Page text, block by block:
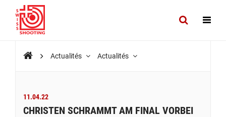
Actualités Actualités
11.04.22
CHRISTEN SCHRAMMT AM FINAL VORBEI